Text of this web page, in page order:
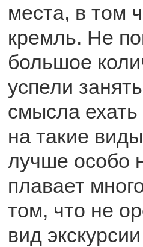
места, в том
кремль. Не
большое
успели
смысла
на такие
лучше особо
плавает
том, что не
вид